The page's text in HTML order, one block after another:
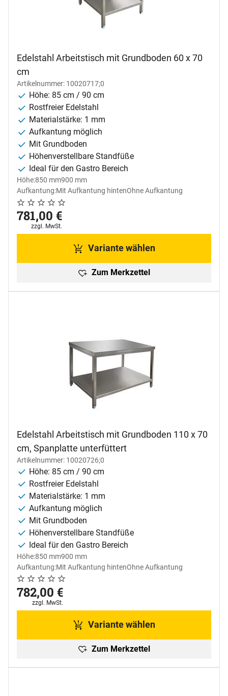
Edelstahl Arbeitstisch mit Grundboden 60 x 70
cm
Artikelnummer: 10020717;0
Höhe: 85 cm / 90 cm
Rostfreier Edelstahl
Materialstärke: 1 mm
Aufkantung möglich
Mit Grundboden
Höhenverstellbare Standfüße
Ideal für den Gastro Bereich
Höhe:850 mm900 mm
Aufkantung:Mit Aufkantung hintenOhne Aufkantung
Noch keine Bewertungen abgegeben
0 Bewertungen
781,00 €
Steuerhinweis:
zzgl. MwSt.
Variante wählen
Zum Merkzettel
Edelstahl Arbeitstisch mit Grundboden 110 x 70
cm, Spanplatte unterfüttert
Artikelnummer: 10020726;0
Höhe: 85 cm / 90 cm
Rostfreier Edelstahl
Materialstärke: 1 mm
Aufkantung möglich
Mit Grundboden
Höhenverstellbare Standfüße
Ideal für den Gastro Bereich
Höhe:850 mm900 mm
Aufkantung:Mit Aufkantung hintenOhne Aufkantung
Noch keine Bewertungen abgegeben
0 Bewertungen
782,00 €
Steuerhinweis:
zzgl. MwSt.
Variante wählen
Zum Merkzettel